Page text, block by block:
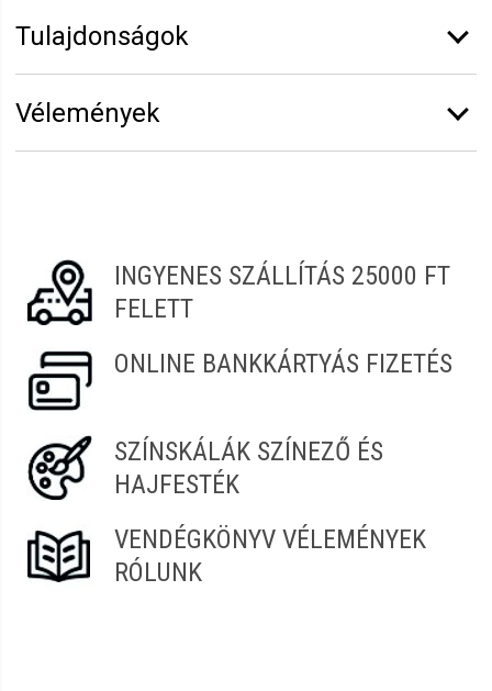
Tulajdonságok
Vélemények
INGYENES SZÁLLÍTÁS 25000 FT
FELETT
ONLINE BANKKÁRTYÁS FIZETÉS
SZÍNSKÁLÁK SZÍNEZŐ ÉS
HAJFESTÉK
VENDÉGKÖNYV VÉLEMÉNYEK
RÓLUNK